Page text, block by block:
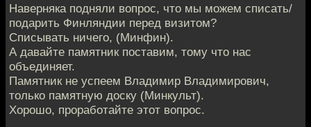
Наверняка подняли вопрос, что мы можем списать/
подарить Финляндии перед визитом?
Списывать ничего, (Минфин).
А давайте памятник поставим, тому что нас
объединяет.
Памятник не успеем Владимир Владимирович,
только памятную доску (Минкульт).
Хорошо, проработайте этот вопрос.